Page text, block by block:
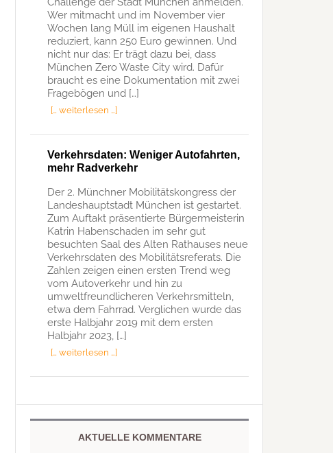
Wer mitmacht und im November vier
Wochen lang Müll im eigenen Haushalt
reduziert, kann 250 Euro gewinnen. Und
nicht nur das: Er trägt dazu bei, dass
München Zero Waste City wird. Dafür
braucht es eine Dokumentation mit zwei
Fragebögen und […]
[… weiterlesen …]
Verkehrsdaten: Weniger Autofahrten,
mehr Radverkehr
Der 2. Münchner Mobilitätskongress der
Landeshauptstadt München ist gestartet.
Zum Auftakt präsentierte Bürgermeisterin
Katrin Habenschaden im sehr gut
besuchten Saal des Alten Rathauses neue
Verkehrsdaten des Mobilitätsreferats. Die
Zahlen zeigen einen ersten Trend weg
vom Autoverkehr und hin zu
umweltfreundlicheren Verkehrsmitteln,
etwa dem Fahrrad. Verglichen wurde das
erste Halbjahr 2019 mit dem ersten
Halbjahr 2023, […]
[… weiterlesen …]
AKTUELLE KOMMENTARE